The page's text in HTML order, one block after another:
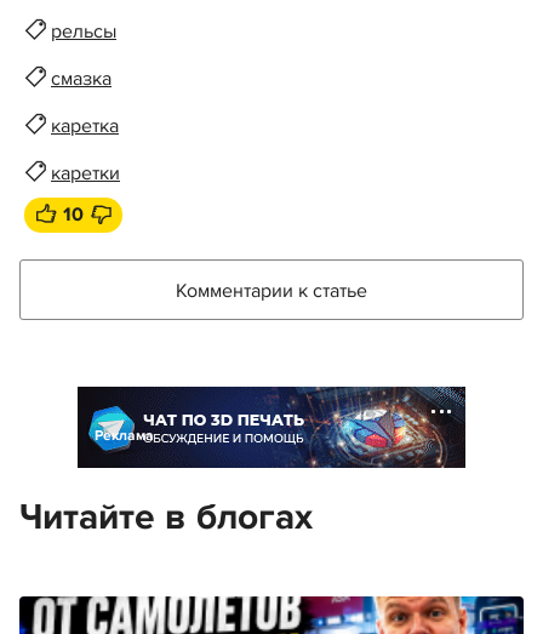
рельсы
смазка
каретка
каретки
10
Комментарии к статье
Реклама
Читайте в блогах